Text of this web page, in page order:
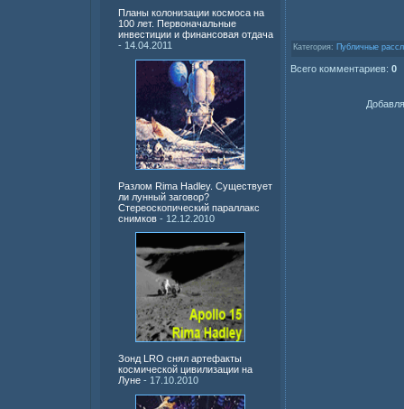
Планы колонизации космоса на
100 лет. Первоначальные
инвестиции и финансовая отдача
- 14.04.2011
Разлом Rima Hadley. Существует
ли лунный заговор?
Стереоскопический параллакс
снимков - 12.12.2010
Зонд LRO снял артефакты
космической цивилизации на
Луне - 17.10.2010
Категория: Публичные
Всего комментариев: 0